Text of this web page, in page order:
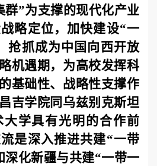
群”为支撑的现代化产业
略定位，加快建设“一
抢抓成为中国向西开放
机遇期，为高校发挥科
基础性、战略性支撑作
吉学院同乌兹别克斯坦
学具有光明的合作前
是深入推进共建“一带
深化新疆与共建“一带一